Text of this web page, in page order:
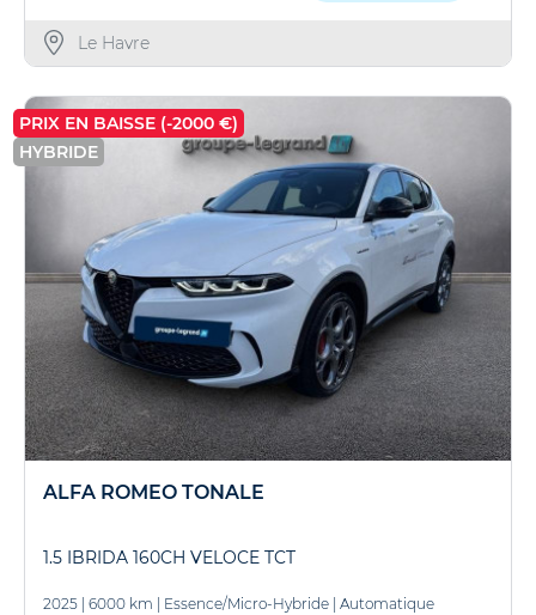
Le Havre
PRIX EN BAISSE (-2000 €)
HYBRIDE
ALFA ROMEO TONALE
1.5 IBRIDA 160CH VELOCE TCT
2025 6000 km Essence/Micro-Hybride Automatique